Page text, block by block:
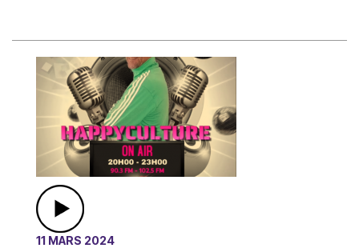
11 MARS 2024